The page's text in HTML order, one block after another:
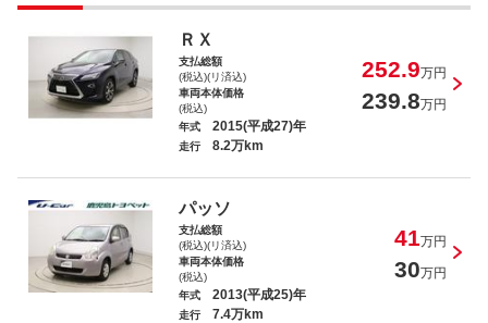
ＲＸ
支払総額
(税込)(リ済込)
252.9万円
車両本体価格
(税込)
239.8万円
年式 2015(平成27)年
走行 8.2万km
パッソ
支払総額
(税込)(リ済込)
41万円
車両本体価格
(税込)
30万円
年式 2013(平成25)年
走行 7.4万km